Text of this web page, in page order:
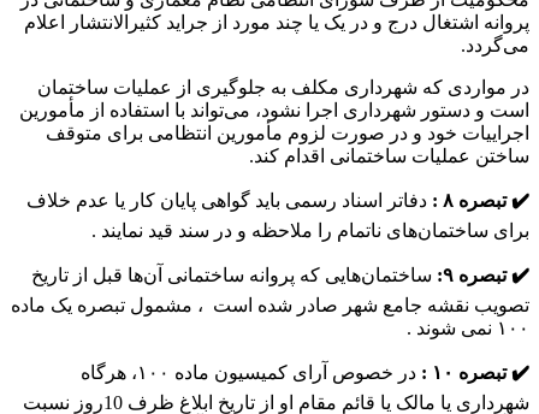
پروانه اشتغال درج و در یک یا چند مورد از جراید کثیرالانتشار اعلام
می‌گردد.
در مواردی که شهرداری مکلف به جلوگیری از عملیات ساختمان
است و دستور شهرداری اجرا نشود، می‌تواند با استفاده از مأمورین
اجراییات خود و در صورت لزوم مأمورین انتظامی برای متوقف
ساختن عملیات ساختمانی اقدام کند.
✔️ تبصره ۸ :
دفاتر اسناد رسمی باید گواهی پایان کار یا عدم خلاف
برای ساختمان‌های ناتمام را ملاحظه و در سند قید نمایند .
✔️ تبصره ۹:
ساختمان‌هایی که پروانه ساختمانی آن‌ها قبل از تاریخ
تصویب نقشه جامع شهر صادر شده است ، مشمول تبصره یک ماده
۱۰۰ نمی شوند .
✔️ تبصره ۱۰ :
در خصوص آرای کمیسیون ماده ۱۰۰، هرگاه
شهرداری یا مالک یا قائم‌ مقام او از تاریخ ابلاغ ظرف 10روز نسبت